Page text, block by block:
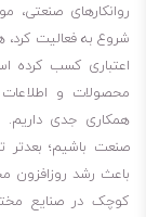
پایداری حرارتی عالی
مقاومت خوب در
ضریب اصطحکاک کم
داشته باشید، برای
روانکارهای
شروع به فعالیت کرد،
اعتباری کسب کرده
محصولات و
همکاری جدی داریم.
صنعت باشیم؛ بعدتر
کوچک در صنایع